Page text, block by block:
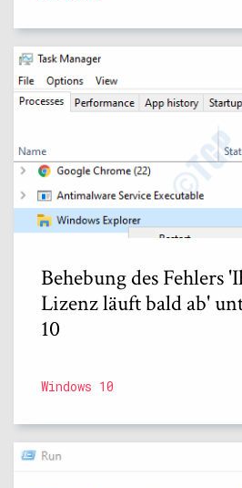
Behebung des Fehlers
Lizenz läuft bald ab'
10
Windows 10